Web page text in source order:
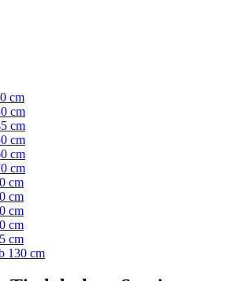
cm
cm
cm
cm
cm
cm
cm
cm
cm
cm
cm
130 cm